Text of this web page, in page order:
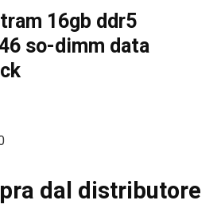
16gb ddr5
so-dimm data
dal distributore